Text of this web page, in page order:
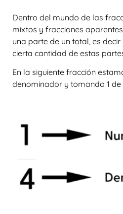
Dentro del mundo de las
mixtos y fracciones
una parte de un total, es
cierta cantidad de estas
En la siguiente fracción
denominador y tomando 1